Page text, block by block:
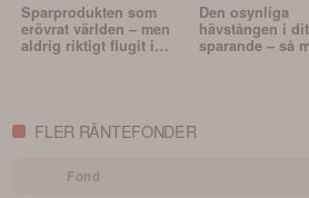
Sparprodukten som
erövrat världen – men
aldrig riktigt flugit i
Den osynliga
hävstången i
sparande – så
FLER RÄNTEFONDER
Fond